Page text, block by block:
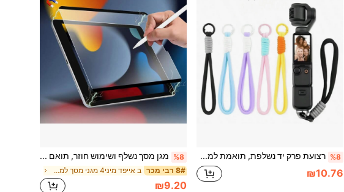
%8 רצועת פרק יד נשלפת, תואמת למצלמת Osmo Pocket 3/Pocket 4, רצועת פרק יד נגד החלקה ואובדן, עם בורג מצלמה 1/4", אביזר למצלמת אקשן
₪10.76
%8 מגן מסך נשלף ושימוש חוזר, תואם לסמסונג גלקסי טאב /, מרקם דמוי נייר לכתיבה וציור, משטח מט, מתנה אידיאלית ליום הולדת, משפחה וחברים. מגן מסך לטאבלט, אביזרים לטאבלט, עמיד למים, עמיד בפני זעזועים, נגד שריטות, נגד טביעות אצבעות, כיסוי מלא.
8# רבי מכר ב אייפד מיני4 מגני מסך למשטחים
₪9.20